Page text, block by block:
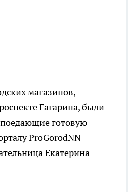
магазинов,
Гагарина, были
готовую
ProGorodNN
Екатерина